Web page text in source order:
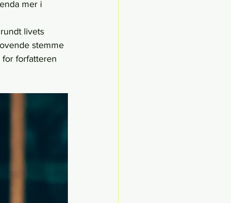
mer i
livets
stemme
forfatteren